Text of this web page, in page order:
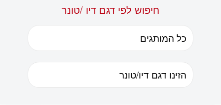
חיפוש לפי דגם דיו /טונר